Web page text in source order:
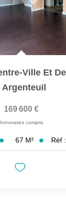
Argenteuil
169 600 €
honoraires compris
67 M² Réf :